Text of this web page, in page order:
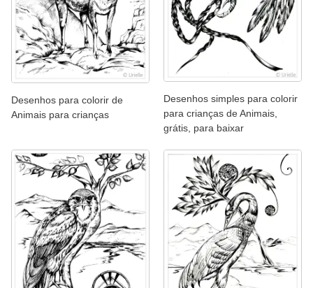
Desenhos para colorir de
Animais para crianças
Desenhos simples para colorir
para crianças de Animais,
grátis, para baixar